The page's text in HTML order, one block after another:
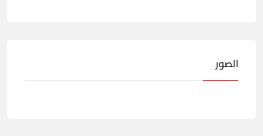
الصور